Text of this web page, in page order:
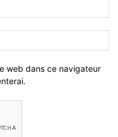
web dans ce navigateur